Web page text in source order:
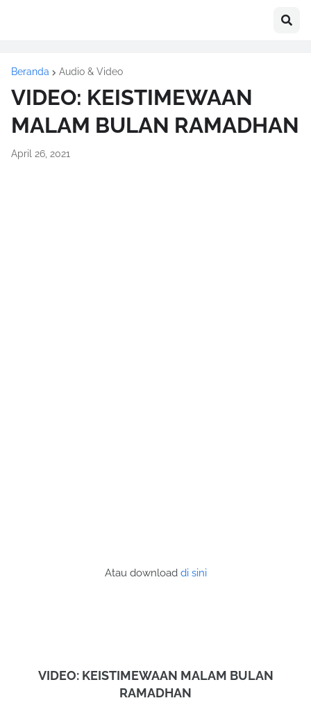
Beranda Audio & Video
VIDEO: KEISTIMEWAAN
MALAM BULAN RAMADHAN
April 26, 2021
Atau download di sini
VIDEO: KEISTIMEWAAN MALAM BULAN
RAMADHAN